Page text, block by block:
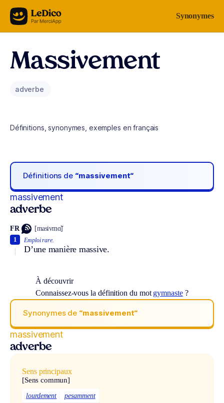
Aller au contenu Synonymes
Massivement
adverbe
Définitions, synonymes, exemples en français
Définitions de “massivement“
massivement
adverbe
FR [masivmɑ̃]
Emploi rare.
D’une manière massive.
1
À découvrir
Connaissez-vous la définition du mot gymnaste?
Synonymes de “massivement“
massivement
adverbe
Sens principaux
[Sens commun]
lourdement pesamment